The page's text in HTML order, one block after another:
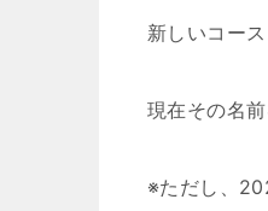
新しいコー
現在その名
※ただし、